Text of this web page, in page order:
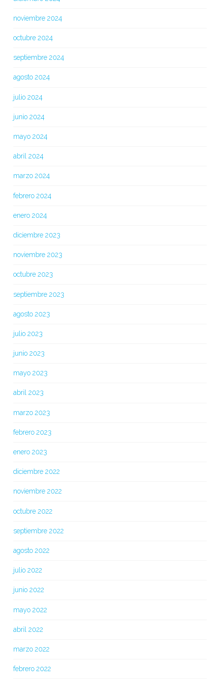
noviembre 2024
octubre 2024
septiembre 2024
agosto 2024
julio 2024
junio 2024
mayo 2024
abril 2024
marzo 2024
febrero 2024
enero 2024
diciembre 2023
noviembre 2023
octubre 2023
septiembre 2023
agosto 2023
julio 2023
junio 2023
mayo 2023
abril 2023
marzo 2023
febrero 2023
enero 2023
diciembre 2022
noviembre 2022
octubre 2022
septiembre 2022
agosto 2022
julio 2022
junio 2022
mayo 2022
abril 2022
marzo 2022
febrero 2022